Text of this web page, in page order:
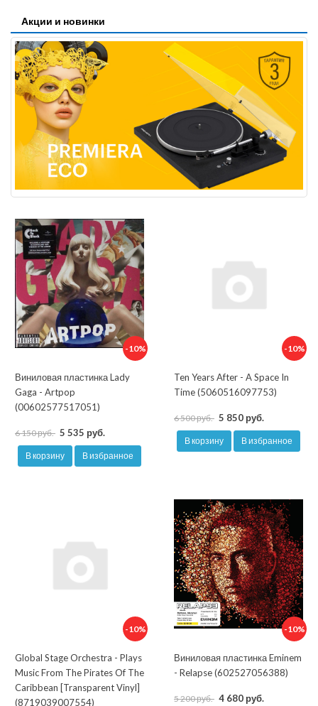
Акции и новинки
-10%
Виниловая пластинка Lady
Gaga - Artpop
(00602577517051)
6 150 руб. 5 535 руб.
В корзину В избранное
-10%
Ten Years After - A Space In
Time (5060516097753)
6 500 руб. 5 850 руб.
В корзину В избранное
-10%
Global Stage Orchestra - Plays
Music From The Pirates Of The
Caribbean [Transparent Vinyl]
(8719039007554)
-10%
Виниловая пластинка Eminem
- Relapse (602527056388)
5 200 руб. 4 680 руб.